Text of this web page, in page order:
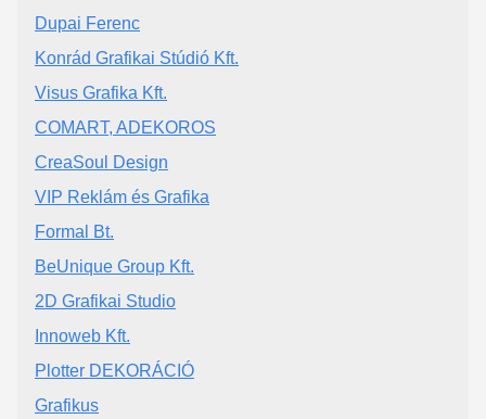
Dupai Ferenc
Konrád Grafikai Stúdió Kft.
Visus Grafika Kft.
COMART, ADEKOROS
CreaSoul Design
VIP Reklám és Grafika
Formal Bt.
BeUnique Group Kft.
2D Grafikai Studio
Innoweb Kft.
Plotter DEKORÁCIÓ
Grafikus